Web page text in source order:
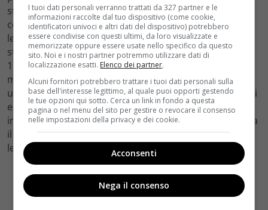
stato confermato. Probabilmente la trama potrebbe
coprire la vita dei reali inglesi e le vicende politiche
legate agli anni Novanta. Sappiamo che la quarta
stagione ha coperto un arco di tempo di 12 anni, dal
1979 al 1991, per cui il prossimo ciclo di episodi sarà
molto probabilmente ambientato negli anni Novanta,
un periodo turbolento soprattutto per Carlo e Diana. Si
esclude però che possa contenere già il terribile
incidente che costò la vita alla Principessa Diana, morta
il 31 agosto 1997. Non ci resta che attendere il trailer e
le prossime anticipazioni.
I tuoi dati personali verranno trattati da 327 partner e le
informazioni raccolte dal tuo dispositivo (come cookie,
identificatori univoci e altri dati del dispositivo) potrebbero
essere condivise con questi ultimi, da loro visualizzate e
memorizzate oppure essere usate nello specifico da questo
sito. Noi e i nostri partner potremmo utilizzare dati di
localizzazione esatti. Elenco dei partner.
Alcuni fornitori potrebbero trattare i tuoi dati personali sulla
base dell'interesse legittimo, al quale puoi opporti gestendo
le tue opzioni qui sotto. Cerca un link in fondo a questa
pagina o nel menu del sito per gestire o revocare il consenso
nelle impostazioni della privacy e dei cookie.
Acconsenti
Nega il consenso